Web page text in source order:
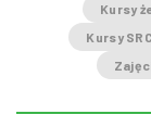
Kursy
Kursy